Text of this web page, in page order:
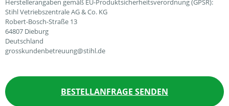
Herstellerangaben gemäß EU-Produktsicherheitsverordnung (GPSR):
Stihl Vetriebszentrale AG & Co. KG
Robert-Bosch-Straße 13
64807 Dieburg
Deutschland
grosskundenbetreuung@stihl.de
BESTELLANFRAGE SENDEN